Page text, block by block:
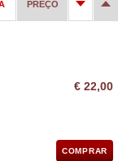
PREÇO
€ 22,00
COMPRAR